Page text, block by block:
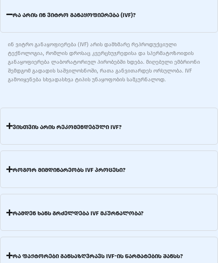
რა არის ინ ვიტრო განაყოფიერება (IVF)?
ინ ვიტრო განაყოფიერება (IVF) არის დამხმარე რეპროდუქციული
ტექნოლოგია, რომლის დროსაც კვერცხუჯრედისა და სპერმატოზოიდის
განაყოფიერება ლაბორატორიულ პირობებში ხდება. მიღებული ემბრიონი
შემდგომ გადადის საშვილოსნოში, რათა განვითარდეს ორსულობა. IVF
გამოიყენება სხვადასხვა ტიპის უნაყოფობის სამკურნალოდ.
ვისთვის არის რეკომენდებული IVF?
როგორ მიმდინარეობს IVF პროცესი?
რამდენ ხანს გრძელდება IVF მკურნალობა?
რა ფაქტორები განსაზღვრავს IVF-ის წარმატების შანსს?